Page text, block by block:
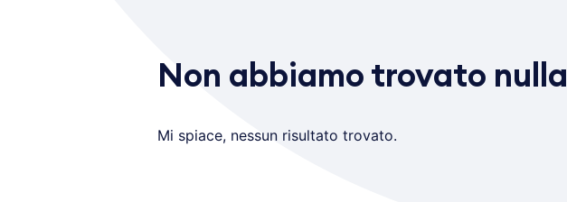
Non abbiamo trovato nulla
Mi spiace, nessun risultato trovato.